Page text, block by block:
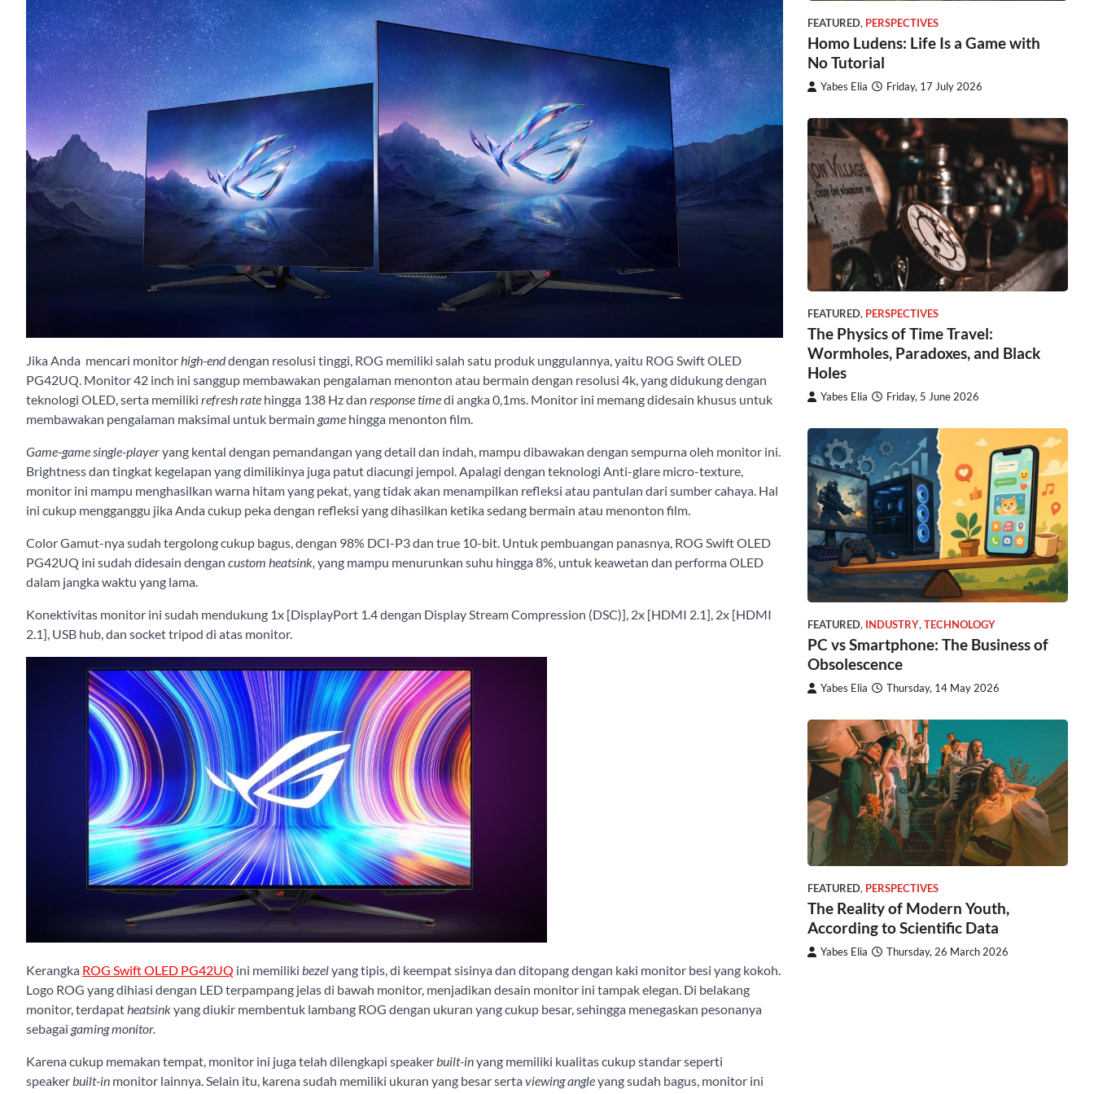
Jika Anda mencari monitorhigh-enddengan resolusi tinggi, ROG memiliki salah satu produk unggulannya, yaitu ROG Swift OLED
PG42UQ. Monitor 42 inch ini sanggup membawakan pengalaman menonton atau bermain dengan resolusi 4k, yang didukung dengan
teknologi OLED, serta memiliki refresh rate hingga 138 Hz dan response timedi angka 0,1ms. Monitor ini memang didesain khusus untuk
membawakan pengalaman maksimal untuk bermain game hingga menonton film.
Game-gamesingle-playeryang kental dengan pemandangan yang detail dan indah, mampu dibawakan dengan sempurna oleh monitor ini.
Brightness dan tingkat kegelapan yang dimilikinya juga patut diacungi jempol. Apalagi dengan teknologi Anti-glare micro-texture,
monitor ini mampu menghasilkan warna hitam yang pekat, yang tidak akan menampilkan refleksi atau pantulan dari sumber cahaya. Hal
ini cukup mengganggu jika Anda cukup peka dengan refleksi yang dihasilkan ketika sedang bermain atau menonton film.
Color Gamut-nya sudah tergolong cukup bagus, dengan 98% DCI-P3 dan true 10-bit. Untuk pembuangan panasnya, ROG Swift OLED
PG42UQ ini sudah didesain dengan custom heatsink, yang mampu menurunkan suhu hingga 8%, untuk keawetan dan performa OLED
dalam jangka waktu yang lama.
Konektivitas monitor ini sudah mendukung 1x [DisplayPort 1.4 dengan Display Stream Compression (DSC)], 2x [HDMI 2.1], 2x [HDMI
2.1], USB hub, dan socket tripod di atas monitor.
Kerangka ROG Swift OLED PG42UQ ini memiliki bezelyang tipis, di keempat sisinya dan ditopang dengan kaki monitor besi yang kokoh.
Logo ROG yang dihiasi dengan LED terpampang jelas di bawah monitor, menjadikan desain monitor ini tampak elegan. Di belakang
monitor, terdapatheatsinkyang diukir membentuk lambang ROG dengan ukuran yang cukup besar, sehingga menegaskan pesonanya
sebagai gaming monitor.
Karena cukup memakan tempat, monitor ini juga telah dilengkapi speakerbuilt-inyang memiliki kualitas cukup standar seperti
speakerbuilt-in monitor lainnya. Selain itu, karena sudah memiliki ukuran yang besar sertaviewing angleyang sudah bagus, monitor ini
FEATURED, PERSPECTIVES
Homo Ludens: Life Is a Game with
No Tutorial
Yabes Elia Friday, 17 July 2026
FEATURED, PERSPECTIVES
The Physics of Time Travel:
Wormholes, Paradoxes, and Black
Holes
Yabes Elia Friday, 5 June 2026
FEATURED, INDUSTRY, TECHNOLOGY
PC vs Smartphone: The Business of
Obsolescence
Yabes Elia Thursday, 14 May 2026
FEATURED, PERSPECTIVES
The Reality of Modern Youth,
According to Scientific Data
Yabes Elia Thursday, 26 March 2026